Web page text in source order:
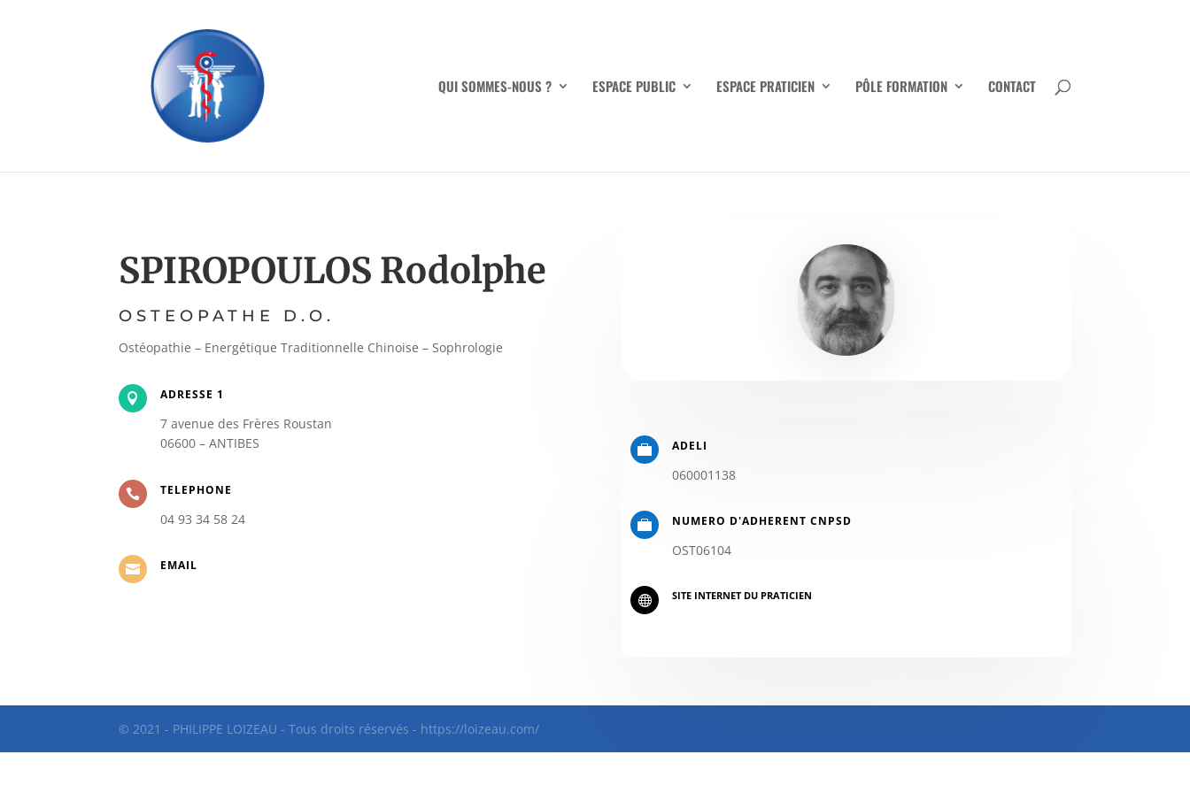
QUI SOMMES-NOUS ? ESPACE PUBLIC ESPACE PRATICIEN PÔLE FORMATION CONTACT
SPIROPOULOS Rodolphe
OSTEOPATHE D.O.
Ostéopathie – Energétique Traditionnelle Chinoise – Sophrologie
 ADRESSE 1
7 avenue des Frères Roustan
06600 – ANTIBES
 TELEPHONE
04 93 34 58 24
 EMAIL
 ADELI
060001138
 NUMERO D'ADHERENT CNPSD
OST06104
 SITE INTERNET DU PRATICIEN
© 2021 - PHILIPPE LOIZEAU - Tous droits réservés - https://loizeau.com/